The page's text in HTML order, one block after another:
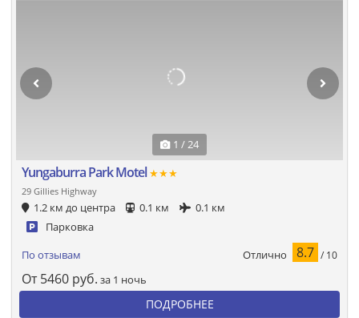
1 / 24
Yungaburra Park Motel★★★
29 Gillies Highway
1.2 км до центра 0.1 км
0.1 км
Парковка
По отзывам Отлично 8.7 / 10
От 5460 руб. за 1 ночь
ПОДРОБНЕЕ